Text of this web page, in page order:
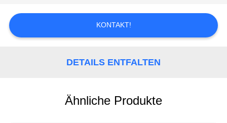
FORDERN
KONTAKT!
DETAILS ENTFALTEN
Ähnliche Produkte